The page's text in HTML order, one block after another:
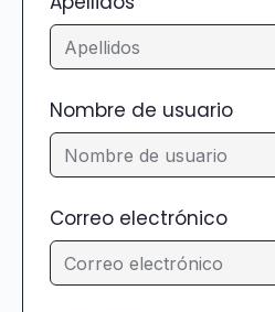
Nombre de usuario
Correo electrónico